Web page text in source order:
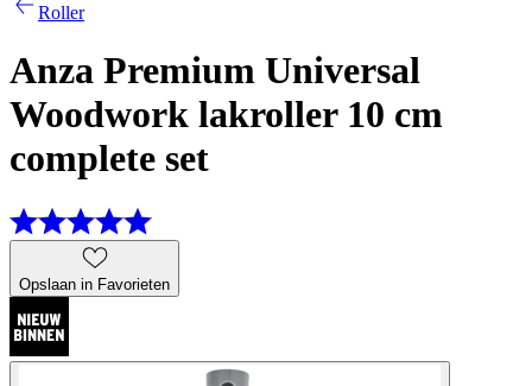
Roller
Anza Premium Universal
Woodwork lakroller 10 cm
complete set
Opslaan in Favorieten